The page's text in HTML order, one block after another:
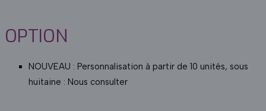
OPTION
NOUVEAU : Personnalisation à partir de 10 unités, sous
huitaine : Nous consulter